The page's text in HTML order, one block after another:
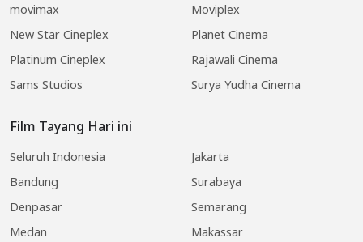
movimax
Moviplex
New Star Cineplex
Planet Cinema
Platinum Cineplex
Rajawali Cinema
Sams Studios
Surya Yudha Cinema
Film Tayang Hari ini
Seluruh Indonesia
Jakarta
Bandung
Surabaya
Denpasar
Semarang
Medan
Makassar